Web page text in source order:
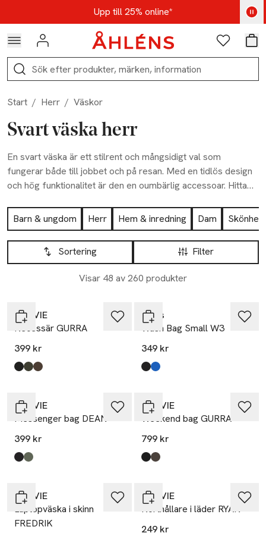
Hoppa till navigationsmenynUpp till 25% online*
Kod: AUG25 - Shoppa nu
Logga in Favoriter
Sök
Start / Herr / Väskor
Svart väska herr
En svart väska är ett stilrent och mångsidigt val som
fungerar både till jobbet och på resan. Med en tidlös design
och hög funktionalitet är den en oumbärlig accessoar. Hitta
Hoppa till produktsidan
Barn & ungdom Herr Hem & inredning Dam
Skönhet
Hoppa till produktsidan
Filter
Sortering
Visar 48 av 260 produkter
Lista över produkter
NORVIE
Necessär GURRA
399 kr
Produkten finns i färgerna:
Black,
Khaki,
Brown,
Rains
Wash Bag Small W3
349 kr
Produkten finns i färgerna:
Black
Waves
NORVIE
Messenger bag DEAN
399 kr
Produkten finns i färgerna:
Black
Khaki Green
NORVIE
Weekend bag GURRA
799 kr
Produkten finns i färgerna:
Black
Brown
NORVIE
Laptopväska i skinn
FREDRIK
NORVIE
Korthållare i läder RYAN
249 kr